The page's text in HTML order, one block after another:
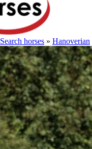
Search horses » Hanoverian